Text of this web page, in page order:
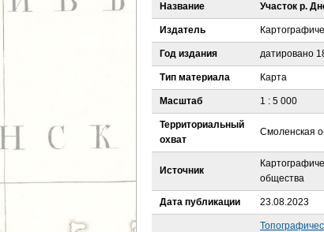
ы
з
д
е
с
ь
Название Участок р.
Издатель
Год издания датировано
Тип материала Карта
Масштаб 1 : 5 000
Территориальный
охват
Смоленская
Источник
общества
Дата публикации 23.08.2023